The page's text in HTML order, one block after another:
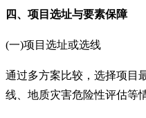
四、项目选址与要素保障
(一)项目选址或选线
通过多方案比较，选择项目
线、地质灾害危险性评估等